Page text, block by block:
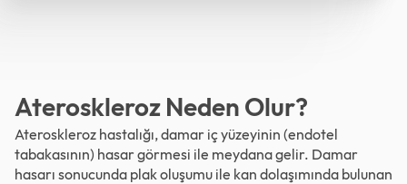
Ateroskleroz Neden Olur?
Ateroskleroz hastalığı, damar iç yüzeyinin (endotel
tabakasının) hasar görmesi ile meydana gelir. Damar
hasarı sonucunda plak oluşumu ile kan dolaşımında bulunan